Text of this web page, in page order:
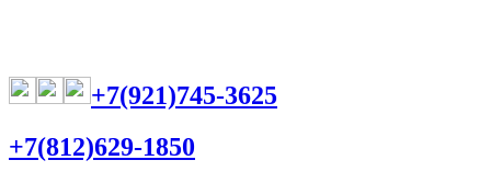
+7(921)745-3625
+7(812)629-1850